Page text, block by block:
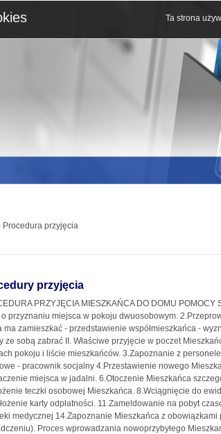
Procedura przyjęcia
przyjęcia
PRZYJĘCIA MIESZKAŃCA DO DOMU
przyznaniu miejsca w pokoju dwuosobowym.
ma zamieszkać - przedstawienie współmieszkańca -
ze sobą zabrać II. Właściwe przyjęcie w poczet
pokoju i liście mieszkańców. 3.Zapoznanie z
- pracownik socjalny 4.Przestawienie nowego
miejsca w jadalni. 6.Otoczenie Mieszkańca
teczki osobowej Mieszkańca. 8.Wciągnięcie do
karty odpłatności. 11.Zameldowanie na pobyt
medycznej 14.Zapoznanie Mieszkańca z
Proces wprowadzania nowoprzybyłego
Ta strona